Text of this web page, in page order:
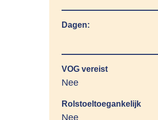
Dagen:
VOG vereist
Nee
Rolstoeltoegankelijk
Nee